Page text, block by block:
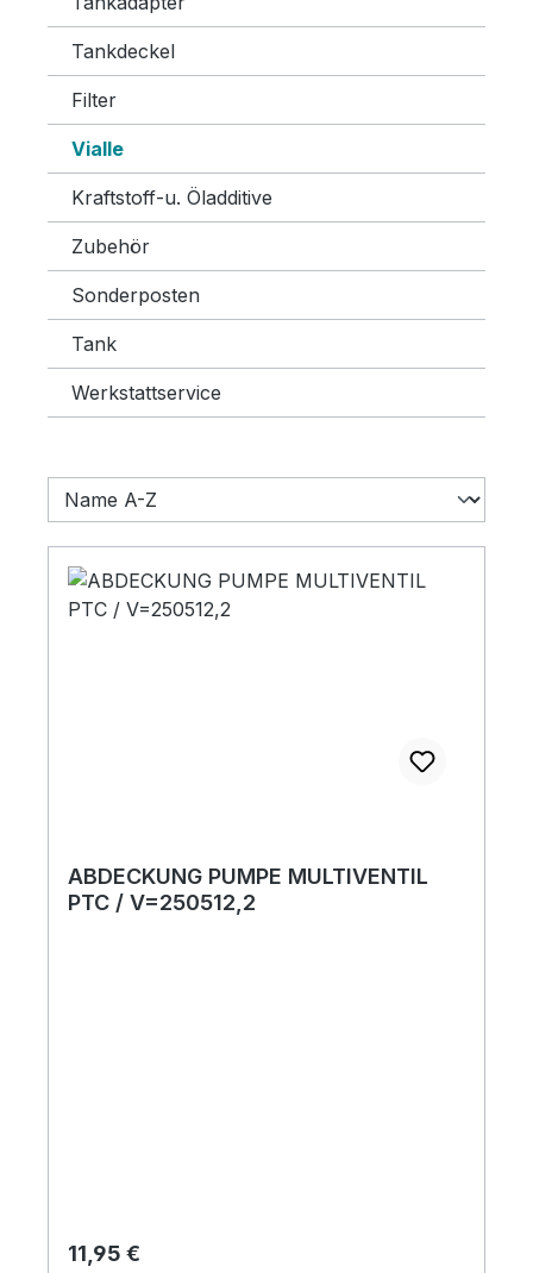
Tankdeckel
Filter
Vialle
Kraftstoff-u. Öladditive
Zubehör
Sonderposten
Tank
Werkstattservice
ABDECKUNG PUMPE MULTIVENTIL
PTC / V=250512,2
Regulärer Preis:
11,95 €